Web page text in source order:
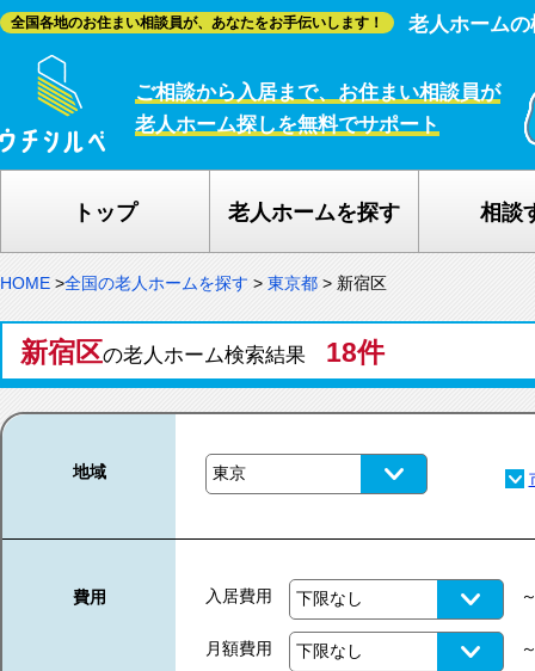
全国各地のお住まい相談員が、あなたをお手伝いします！ 老人ホーム
ご相談から入居まで、お住まい相談員が
老人ホーム探しを無料でサポート
トップ 老人ホームを探す 相談
HOME >全国の老人ホームを探す > 東京都 > 新宿区
新宿区の老人ホーム検索結果 18件
地域
費用 入居費用
月額費用